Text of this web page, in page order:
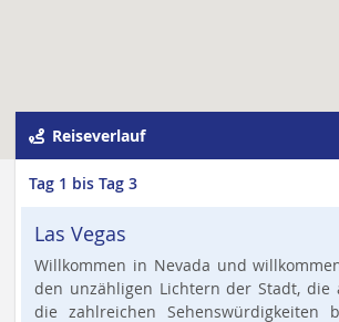
Reiseverlauf
Tag 1 bis Tag 3
Las Vegas
Willkommen in Nevada und
den unzähligen Lichtern der Stadt, die
die zahlreichen